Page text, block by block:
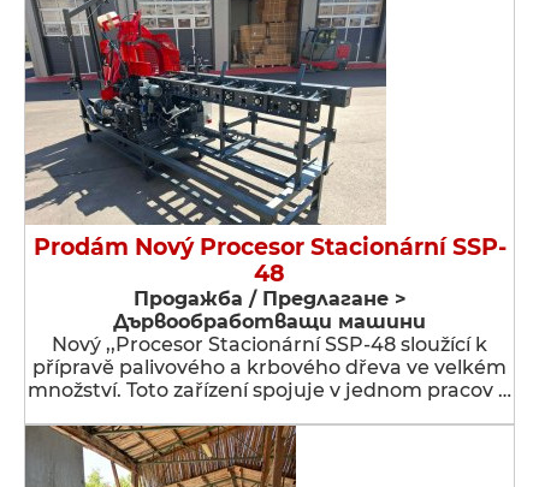
Prodám Nový Procesor Stacionární SSP-
48
Продажба / Предлагане >
Дървообработващи машини
Nový ,,Procesor Stacionární SSP-48 sloužící k
přípravě palivového a krbového dřeva ve velkém
množství. Toto zařízení spojuje v jednom pracov …